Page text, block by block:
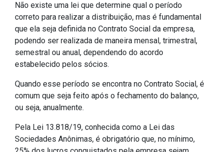
Não existe uma lei que determine qual o período
correto para realizar a distribuição, mas é fundamental
que ela seja definida no Contrato Social da empresa,
podendo ser realizada de maneira mensal, trimestral,
semestral ou anual, dependendo do acordo
estabelecido pelos sócios.
Quando esse período se encontra no Contrato Social, é
comum que seja feito após o fechamento do balanço,
ou seja, anualmente.
Pela Lei 13.818/19, conhecida como a Lei das
Sociedades Anônimas, é obrigatório que, no mínimo,